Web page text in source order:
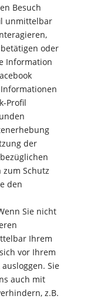
Besuch
unmittelbar
oder
Information
Profil
der
Schutz
den
Sie nicht
Ihrem
vor Ihrem
Sie
auch mit
z.B.